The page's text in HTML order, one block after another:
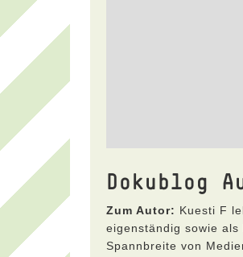
Dokublog
Zum Autor: Kuesti F
eigenständig sowie
Spannbreite von